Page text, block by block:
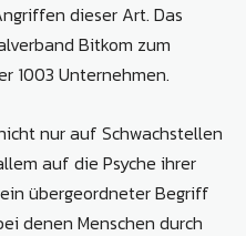
dieser Art. Das
Bitkom zum
1003 Unternehmen.
nur auf Schwachstellen
auf die Psyche ihrer
übergeordneter Begriff
denen Menschen durch